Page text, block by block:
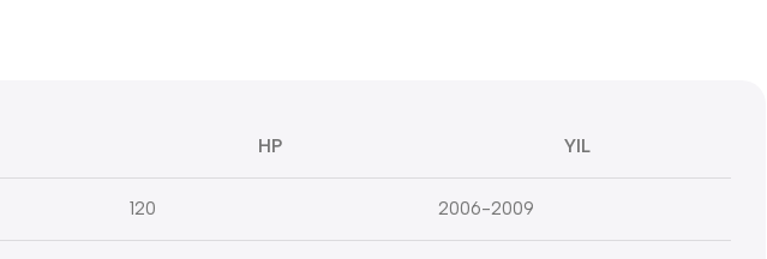
HP YIL
120 2006-2009